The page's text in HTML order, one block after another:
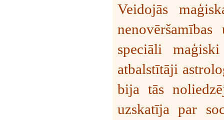
Veidojās
speciāli
atbalstītāji
bija tās
uzskatīja par